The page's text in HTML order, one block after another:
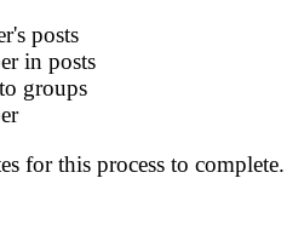
posts
in posts
groups
for this process to complete.